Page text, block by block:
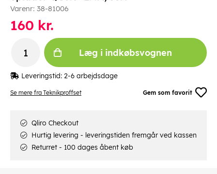
Se mere fra Teknikproffset Gem som favorit
Varenr: 38-81006
160 kr.
Læg i indkøbsvognen
Leveringstid: 2-6 arbejdsdage
Qliro Checkout
Hurtig levering - leveringstiden fremgår ved kassen
Returret - 100 dages åbent køb